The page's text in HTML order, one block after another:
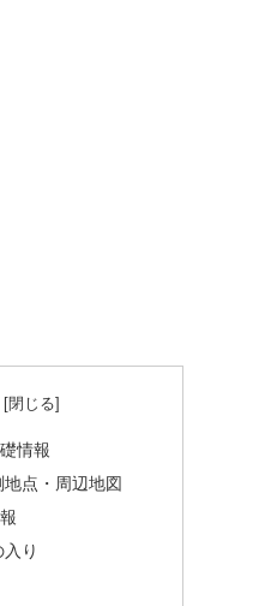
情報
点・周辺地図
り